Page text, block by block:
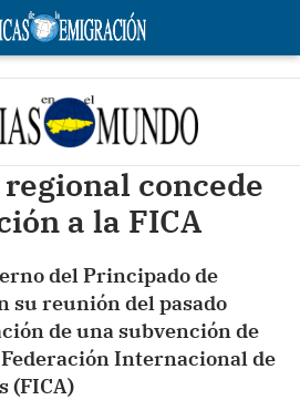
concede
a la FICA
del Principado de
su reunión del pasado
de una subvención de
Internacional de
(FICA)